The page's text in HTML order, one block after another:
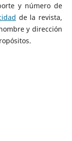
y número de
de la revista,
y dirección